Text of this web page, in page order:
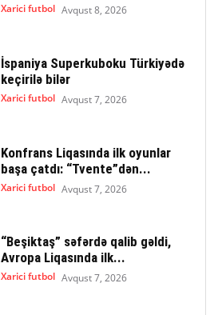
Xarici futbol Avqust 8, 2026
İspaniya Superkuboku Türkiyədə
keçirilə bilər
Xarici futbol Avqust 7, 2026
Konfrans Liqasında ilk oyunlar
başa çatdı: “Tvente”dən...
Xarici futbol Avqust 7, 2026
“Beşiktaş” səfərdə qalib gəldi,
Avropa Liqasında ilk...
Xarici futbol Avqust 7, 2026